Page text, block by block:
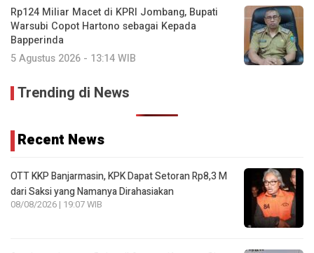
Rp124 Miliar Macet di KPRI Jombang, Bupati
Warsubi Copot Hartono sebagai Kepada
Bapperinda
5 Agustus 2026 - 13:14 WIB
Trending di News
Recent News
OTT KKP Banjarmasin, KPK Dapat Setoran Rp8,3 M
dari Saksi yang Namanya Dirahasiakan
08/08/2026 | 19:07 WIB